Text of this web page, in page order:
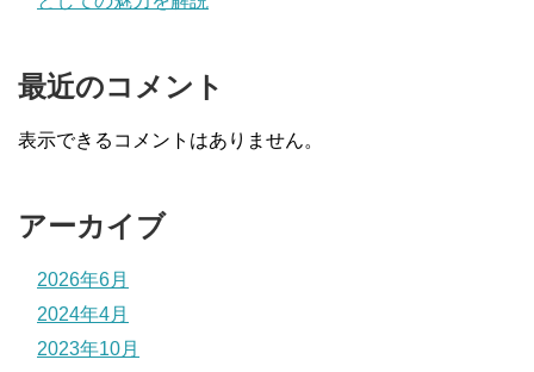
最近のコメント
表示できるコメントはありません。
アーカイブ
2026年6月
2024年4月
2023年10月